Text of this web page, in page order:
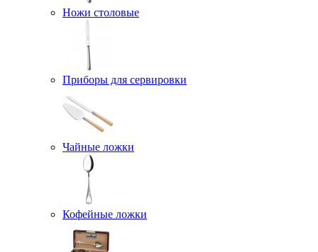
Ножи столовые
Приборы для сервировки
Чайные ложки
Кофейные ложки